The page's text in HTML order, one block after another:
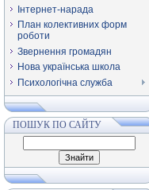
Інтернет-нарада
План колективних форм
роботи
Звернення громадян
Нова українська школа
Психологічна служба
ПОШУК ПО САЙТУ